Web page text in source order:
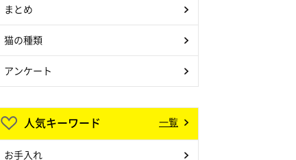
まとめ
猫の種類
アンケート
人気キーワード 一覧
お手入れ